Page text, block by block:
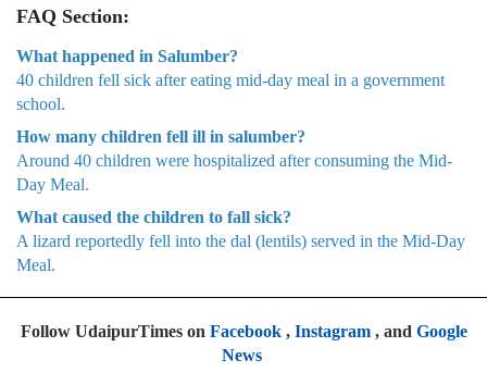
FAQ Section:
What happened in Salumber?
40 children fell sick after eating mid-day meal in a government
school.
How many children fell ill in salumber?
Around 40 children were hospitalized after consuming the Mid-
Day Meal.
What caused the children to fall sick?
A lizard reportedly fell into the dal (lentils) served in the Mid-Day
Meal.
Follow UdaipurTimes on Facebook, Instagram, and Google
News